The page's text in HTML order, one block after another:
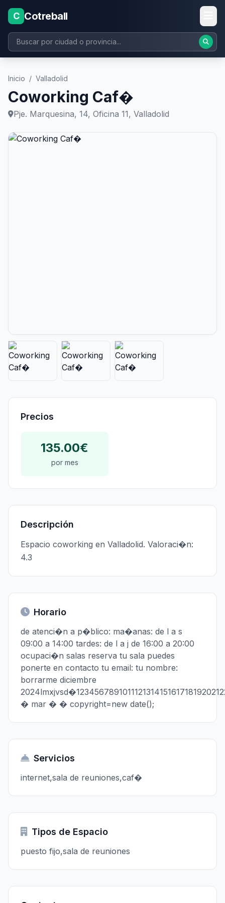
C Cotreball
Inicio / Valladolid
Coworking Caf�
Pje. Marquesina, 14, Oficina 11, Valladolid
Precios
135.00€
por mes
Descripción
Espacio coworking en Valladolid. Valoraci�n:
4.3
Horario
de atenci�n a p�blico: ma�anas: de l a s
09:00 a 14:00 tardes: de l a j de 16:00 a 20:00
ocupaci�n salas reserva tu sala puedes
ponerte en contacto tu email: tu nombre:
borrarme diciembre
� mar � � copyright=new date();
Servicios
internet,sala de reuniones,caf�
Tipos de Espacio
puesto fijo,sala de reuniones